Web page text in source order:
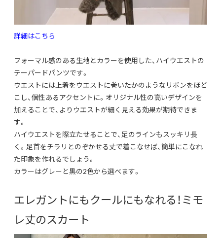
詳細はこちら
フォーマル感のある生地とカラーを使用した、 ハイウエストの
テーパードパンツです。
ウエストには上着をウエストに巻いたかのようなリボンをほど
こし、個性あるアクセントに。 オリジナル性の高いデザインを
加えることで、 よりウエストが細く見える効果が期待できま
す。
ハイウエストを際立たせることで、足のラインもスッキリ長
く。 足首をチラリとのぞかせる丈で着こなせば、簡単にこなれ
た印象を作れるでしょう。
カラーはグレーと黒の2色から選べます。
エレガントにもクールにもなれる！ミモ
レ丈のスカート